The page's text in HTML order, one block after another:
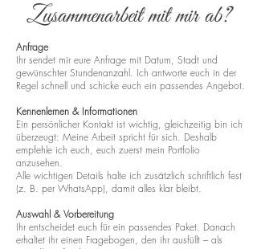
Zusammenarbeit mit mir ab?
Anfrage
Ihr sendet mir eure Anfrage mit Datum, Stadt und
gewünschter Stundenanzahl. Ich antworte euch in der
Regel schnell und schicke euch ein passendes Angebot.
Kennenlernen & Informationen
Ein persönlicher Kontakt ist wichtig, gleichzeitig bin ich
überzeugt: Meine Arbeit spricht für sich. Deshalb
empfehle ich euch, euch zuerst mein Portfolio
anzusehen.
Alle wichtigen Details halte ich zusätzlich schriftlich fest
(z. B. per WhatsApp), damit alles klar bleibt.
Auswahl & Vorbereitung
Ihr entscheidet euch für ein passendes Paket. Danach
erhaltet ihr einen Fragebogen, den ihr ausfüllt – als